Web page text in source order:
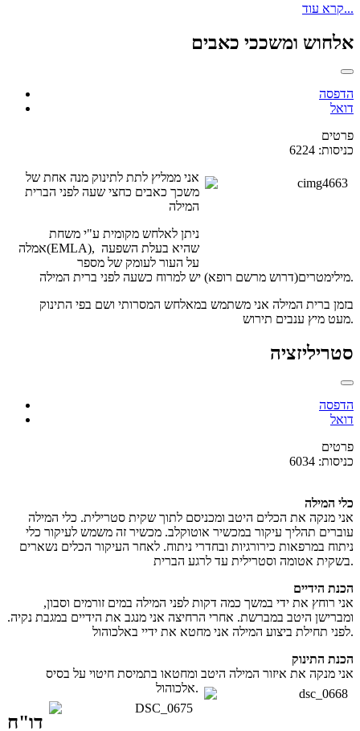
קרא עוד...
אלחוש ומשככי כאבים
הדפסה
דואל
פרטים
כניסות: 6224
אני ממליץ לתת לתינוק מנה אחת של
משכך כאבים כחצי שעה לפני הברית
המילה
ניתן לאלחש מקומית ע"י משחת
אמלה(EMLA), שהיא בעלת השפעה
על העור לעומק של מספר
מילימטרים(דרוש מרשם רופא) יש למרוח כשעה לפני ברית המילה.
בזמן ברית המילה אני משתמש במאלחש המסרותי ושם בפי התינוק
מעט מיץ ענבים תירוש.
סטריליזציה
הדפסה
דואל
פרטים
כניסות: 6034
כלי המילה
אני מנקה את הכלים היטב ומכניסם לתוך שקית סטרילית. כלי המילה
עוברים תהליך עיקור במכשיר אוטוקלב. מכשיר זה משמש לעיקור כלי
ניתוח במרפאות כירורגיות ובחדרי ניתוח. לאחר העיקור הכלים נשארים
בשקית אטומה וסטרילית עד לרגע הברית.
הכנת הידיים
אני רוחץ את ידי במשך כמה דקות לפני המילה במים זורמים וסבון,
ומברישן היטב במברשת. אחרי הרחיצה אני מנגב את הידיים במגבת נקיה.
לפני תחילת ביצוע המילה אני מחטא את ידיי באלכוהול.
הכנת התינוק
אני מנקה את איזור המילה היטב ומחטאו בתמיסת חיטוי על בסיס
אלכוהול.
דו"ח